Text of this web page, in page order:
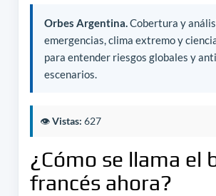
Orbes Argentina.Cobertura y
emergencias, clima extremo y
para entender riesgos globales y
escenarios.
👁️Vistas: 627
¿Cómo se llama el
francés ahora?